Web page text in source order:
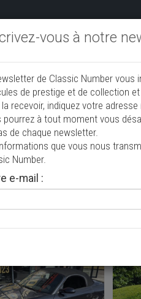
Ajouter une annonce
collection à vendre
vous à notre
de Classic Number vous
de prestige et de collection
la recevoir, indiquez votre
pourrez à tout moment vous
de chaque newsletter.
que vous nous
Number.
e-mail :